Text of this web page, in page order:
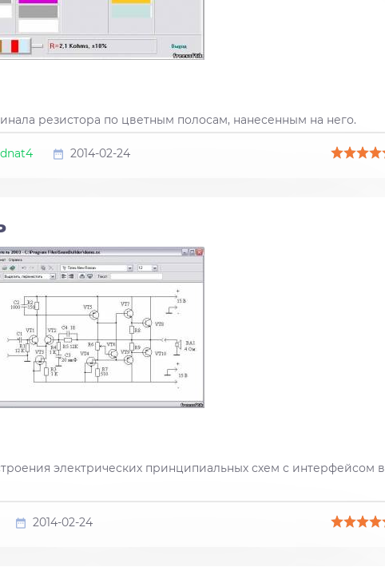
резистора по цветным полосам, нанесенным на него.
2014-02-24
электрических принципиальных схем с интерфейсом в
2014-02-24